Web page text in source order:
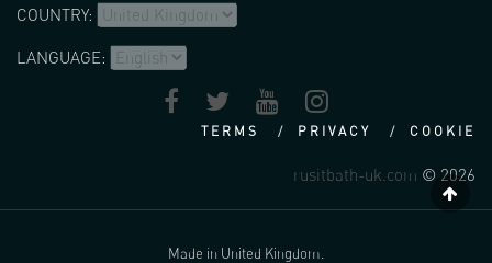
COUNTRY:
LANGUAGE:
TERMS PRIVACY COOKIE
rusitbath-uk.com © 2026
Made in United Kingdom.